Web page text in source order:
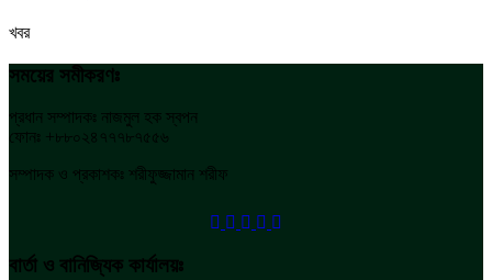
খবর
সময়ের সমীকরণঃ
প্রধান সম্পাদকঃ নাজমুল হক স্বপন
ফোনঃ +৮৮০২৪৭৭৭৮৭৫৫৬
সম্পাদক ও প্রকাশকঃ শরীফুজ্জামান শরীফ
বার্তা ও বানিজ্যিক কার্যালয়ঃ